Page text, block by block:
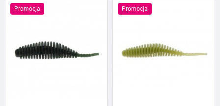
Promocja Promocja